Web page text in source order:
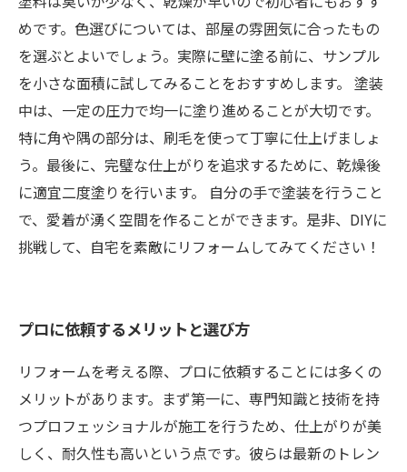
めです。色選びについては、部屋の雰囲気に合ったもの
を選ぶとよいでしょう。実際に壁に塗る前に、サンプル
を小さな面積に試してみることをおすすめします。 塗装
中は、一定の圧力で均一に塗り進めることが大切です。
特に角や隅の部分は、刷毛を使って丁寧に仕上げましょ
う。最後に、完璧な仕上がりを追求するために、乾燥後
に適宜二度塗りを行います。 自分の手で塗装を行うこと
で、愛着が湧く空間を作ることができます。是非、DIYに
挑戦して、自宅を素敵にリフォームしてみてください！
プロに依頼するメリットと選び方
リフォームを考える際、プロに依頼することには多くの
メリットがあります。まず第一に、専門知識と技術を持
つプロフェッショナルが施工を行うため、仕上がりが美
しく、耐久性も高いという点です。彼らは最新のトレン